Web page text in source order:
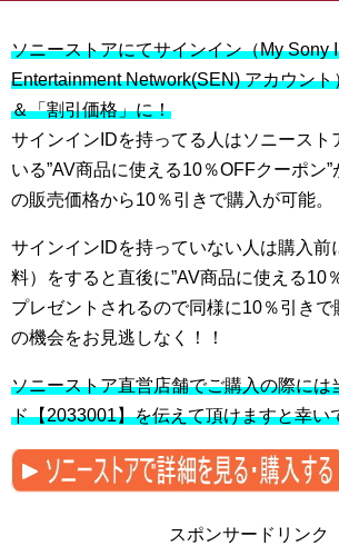
ソニーストアにてサインイン（My Sony
Entertainment Network(SEN) アカウン
＆「割引価格」に！
サインインIDを持ってる人はソニースト
いる”AV商品に使える10％OFFクーポン
の販売価格から10％引きで購入が可能。
サインインIDを持っていない人は購入前
料）をすると直後に”AV商品に使える10
プレゼントされるので同様に10％引きで
の機会をお見逃しなく！！
ソニーストア直営店舗でご購入の際には
ド【2033001】を伝えて頂けますと幸い
スポンサードリンク